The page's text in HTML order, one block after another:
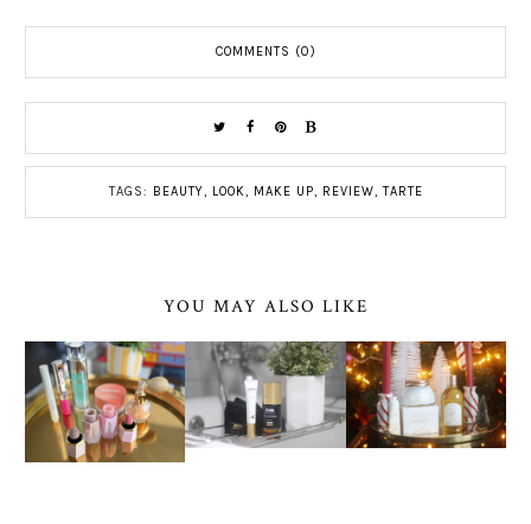
COMMENTS (0)
TAGS: BEAUTY, LOOK, MAKE UP, REVIEW,TARTE
YOU MAY ALSO LIKE